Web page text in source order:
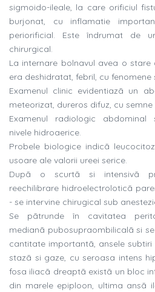
sigmoido-ileale, la care orificiul
burjonat, cu inflamatie
periorificial. Este îndrumat de
chirurgical.
La internare bolnavul avea o
era deshidratat, febril, cu
Examenul clinic evidentiazã un
meteorizat, dureros difuz, cu
Examenul radiologic abdominal
nivele hidroaerice.
Probele biologice indicã
usoare ale valorii ureei serice.
Dupã o scurtã si intensivã
reechilibrare hidroelectroloticã
- se intervine chirugical sub
Se pãtrunde în cavitatea
medianã pubosupraombilicalã si
cantitate importantã, ansele
stazã si gaze, cu seroasa intens
fosa iliacã dreaptã existã un bloc
din marele epiploon, ultima ansã